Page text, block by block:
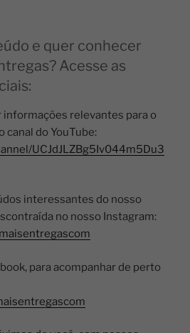
e quer conhecer
Acesse as
informações relevantes para o
canal do YouTube:
UCJdJLZBg5Iv044m5Du3
interessantes do nosso
no nosso Instagram:
para acompanhar de perto